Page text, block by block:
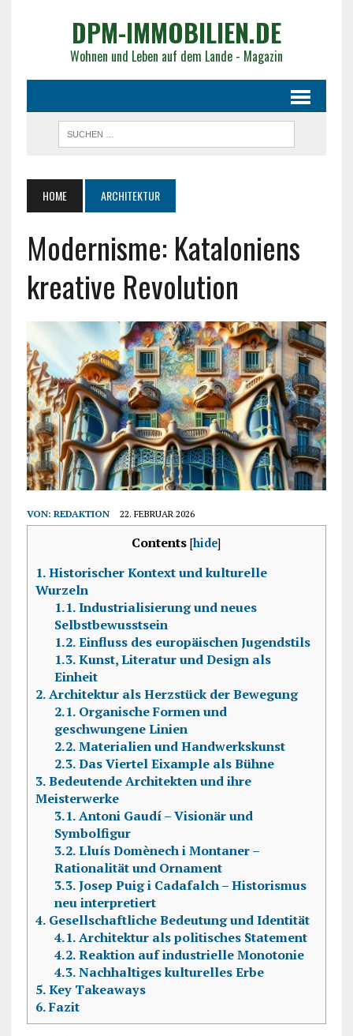
DPM-IMMOBILIEN.DE
Wohnen und Leben auf dem Lande - Magazin
HOME ARCHITEKTUR
Modernisme: Kataloniens
kreative Revolution
VON: REDAKTION 22. FEBRUAR 2026
Contents [hide]
1.Historischer Kontext und kulturelle
Wurzeln
1.1.Industrialisierung und neues
Selbstbewusstsein
1.2.Einfluss des europäischen Jugendstils
1.3.Kunst, Literatur und Design als
Einheit
2.Architektur als Herzstück der Bewegung
2.1.Organische Formen und
geschwungene Linien
2.2.Materialien und Handwerkskunst
2.3.Das Viertel Eixample als Bühne
3.Bedeutende Architekten und ihre
Meisterwerke
3.1.Antoni Gaudí – Visionär und
Symbolfigur
3.2.Lluís Domènech i Montaner –
Rationalität und Ornament
3.3.Josep Puig i Cadafalch – Historismus
neu interpretiert
4.Gesellschaftliche Bedeutung und Identität
4.1.Architektur als politisches Statement
4.2.Reaktion auf industrielle Monotonie
4.3.Nachhaltiges kulturelles Erbe
5.Key Takeaways
6.Fazit